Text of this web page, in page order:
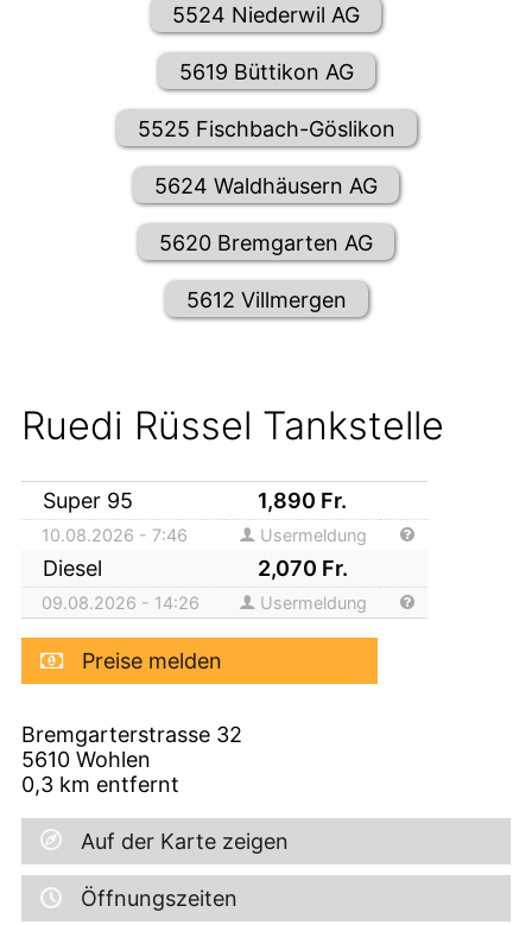
5524 Niederwil AG
5619 Büttikon AG
5525 Fischbach-Göslikon
5624 Waldhäusern AG
5620 Bremgarten AG
5612 Villmergen
Ruedi Rüssel Tankstelle
Super 95 1,890 Fr.
10.08.2026 - 7:46 Usermeldung
Diesel 2,070 Fr.
09.08.2026 - 14:26 Usermeldung
Preise melden
Bremgarterstrasse 32
5610 Wohlen
0,3 km entfernt
Auf der Karte zeigen
Öffnungszeiten